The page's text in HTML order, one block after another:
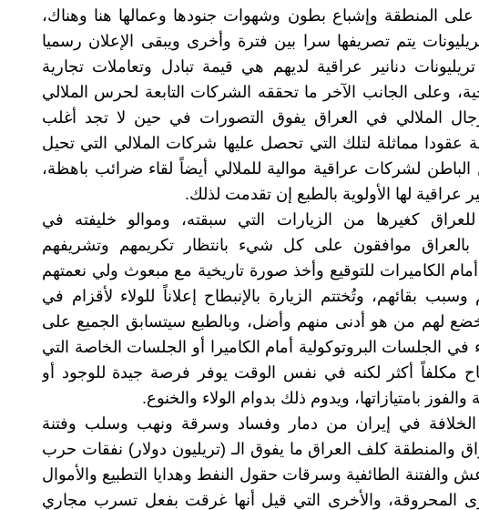
على المنطقة وإشباع بطون وشهوات جنودها وعمالها هنا وهناك،
يتم تصريفها سرا بين فترة وأخرى ويبقى الإعلان رسميا
دنانير عراقية لديهم هي قيمة تبادل وتعاملات تجارية
وعلى الجانب الآخر ما تحققه الشركات التابعة لحرس الملالي
الملالي في العراق يفوق التصورات في حين لا تجد أغلب
عقودا مماثلة لتلك التي تحصل عليها شركات الملالي التي تحيل
لشركات عراقية موالية للملالي أيضاً لقاء ضرائب باهظة،
لها الأولوية بالطبع إن تقدمت لذلك.
كغيرها من الزيارات التي سبقته، وموالو خليفته في
بالعراق موافقون على كل شيء بانتظار تكريمهم وتشريفهم
أمام الكاميرات للتوقيع وأخذ صورة تاريخية مع مبعوث ولي نعمتهم
بقائهم، وتُختتم الزيارة بالإنبطاح إعلاناً للولاء لأقزام في
لهم من هو أدنى منهم وأضل، وبالطبع سيتسابق الجميع على
في الجلسات البروتوكولية أمام الكاميرا أو الجلسات الخاصة التي
مكلفاً أكثر لكنه في نفس الوقت يوفر فرصة جيدة للوجود أو
بامتيازاتها، ويدوم ذلك بدوام الولاء والخنوع.
في إيران من دمار وفساد وسرقة ونهب وسلب وفتنة
والمنطقة كلف العراق ما يفوق الـ (تريليون دولار) نفقات حرب
والفتنة الطائفية وسرقات حقول النفط وهدايا التطبيع والأموال
المحروقة، والأخرى التي قيل أنها غرقت بفعل تسرب مجاري